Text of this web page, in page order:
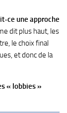
ce une approche
dit plus haut, les
le choix final
et donc de la
« lobbies »